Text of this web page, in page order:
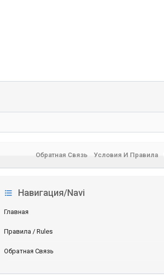
Навигация/Navi
Главная
Правила / Rules
Обратная Связь
Обратная Связь Условия И Правила